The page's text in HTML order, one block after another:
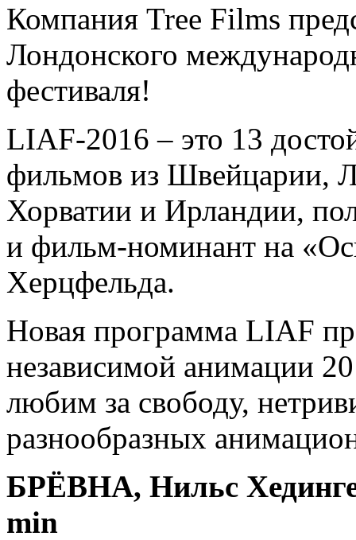
Компания Tree Films
Лондонского
фестиваля!
LIAF-2016 – это 13
фильмов из Швейцарии,
Хорватии и Ирландии,
и фильм-номинант на
Херцфельда.
Новая программа LIAF
независимой анимации
любим за свободу,
разнообразных
БРЁВНА, Нильс
min